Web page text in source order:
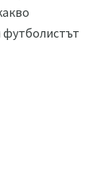
футболистът